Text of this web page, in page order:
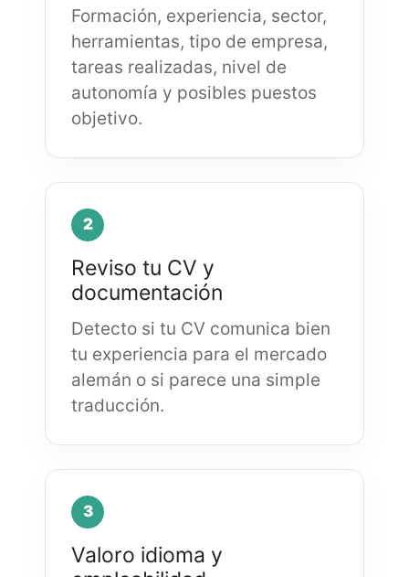
Formación, experiencia, sector,
herramientas, tipo de empresa,
tareas realizadas, nivel de
autonomía y posibles puestos
objetivo.
2
Reviso tu CV y
documentación
Detecto si tu CV comunica bien
tu experiencia para el mercado
alemán o si parece una simple
traducción.
3
Valoro idioma y